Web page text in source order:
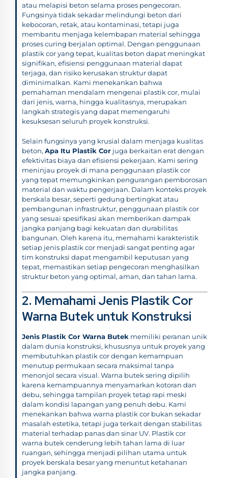
atau melapisi beton selama proses pengecoran.
Fungsinya tidak sekadar melindungi beton dari
kebocoran, retak, atau kontaminasi, tetapi juga
membantu menjaga kelembapan material sehingga
proses curing berjalan optimal. Dengan penggunaan
plastik cor yang tepat, kualitas beton dapat meningkat
signifikan, efisiensi penggunaan material dapat
terjaga, dan risiko kerusakan struktur dapat
diminimalkan. Kami menekankan bahwa
pemahaman mendalam mengenai plastik cor, mulai
dari jenis, warna, hingga kualitasnya, merupakan
langkah strategis yang dapat memengaruhi
kesuksesan seluruh proyek konstruksi.
Selain fungsinya yang krusial dalam menjaga kualitas
beton, Apa Itu Plastik Cor juga berkaitan erat dengan
efektivitas biaya dan efisiensi pekerjaan. Kami sering
meninjau proyek di mana penggunaan plastik cor
yang tepat memungkinkan pengurangan pemborosan
material dan waktu pengerjaan. Dalam konteks proyek
berskala besar, seperti gedung bertingkat atau
pembangunan infrastruktur, penggunaan plastik cor
yang sesuai spesifikasi akan memberikan dampak
jangka panjang bagi kekuatan dan durabilitas
bangunan. Oleh karena itu, memahami karakteristik
setiap jenis plastik cor menjadi sangat penting agar
tim konstruksi dapat mengambil keputusan yang
tepat, memastikan setiap pengecoran menghasilkan
struktur beton yang optimal, aman, dan tahan lama.
2. Memahami Jenis Plastik Cor
Warna Butek untuk Konstruksi
Jenis Plastik Cor Warna Butek memiliki peranan unik
dalam dunia konstruksi, khususnya untuk proyek yang
membutuhkan plastik cor dengan kemampuan
menutup permukaan secara maksimal tanpa
menonjol secara visual. Warna butek sering dipilih
karena kemampuannya menyamarkan kotoran dan
debu, sehingga tampilan proyek tetap rapi meski
dalam kondisi lapangan yang penuh debu. Kami
menekankan bahwa warna plastik cor bukan sekadar
masalah estetika, tetapi juga terkait dengan stabilitas
material terhadap panas dan sinar UV. Plastik cor
warna butek cenderung lebih tahan lama di luar
ruangan, sehingga menjadi pilihan utama untuk
proyek berskala besar yang menuntut ketahanan
jangka panjang.